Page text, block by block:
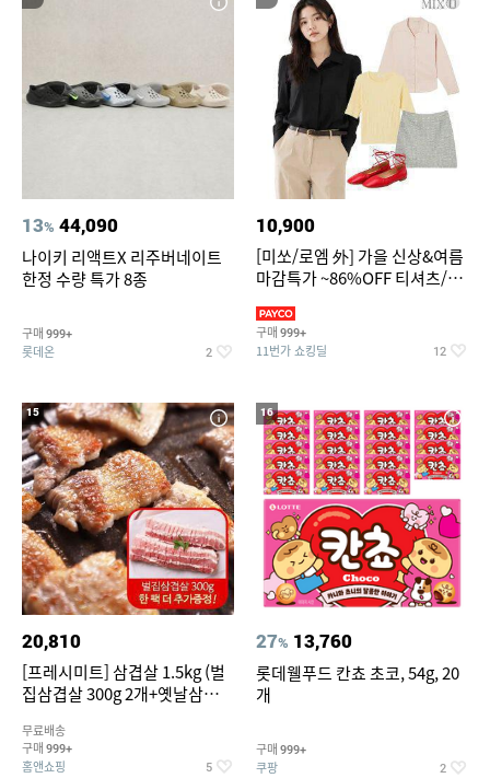
13% 44,090
나이키 리액트X 리주버네이트
한정 수량 특가 8종
구매 999+
롯데온 2
10,900
[미쏘/로엠 外] 가을 신상&여름
마감특가 ~86%OFF 티셔츠/슬
구매 999+
11번가 쇼킹딜 12
15
20,810
[프레시미트] 삼겹살 1.5kg (벌
집삼겹살 300g 2개+옛날삼겹살
팩 추가증정)
무료배송
구매 999+
홈앤쇼핑 5
16
27% 13,760
롯데웰푸드 칸쵸 초코, 54g, 20
개
구매 999+
쿠팡 2